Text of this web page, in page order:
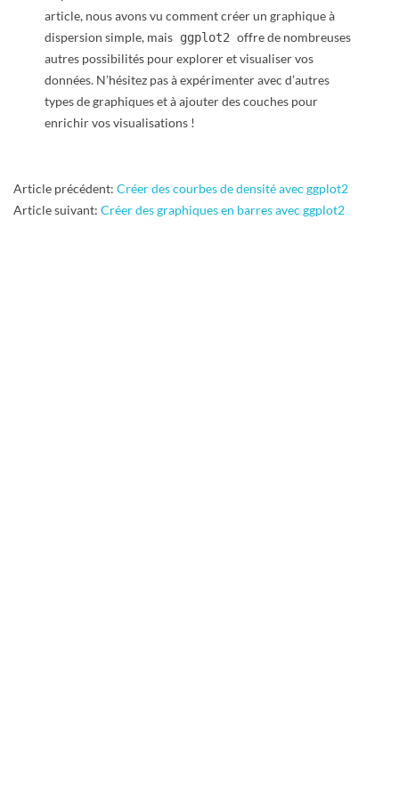
article, nous avons vu comment créer un graphique à
dispersion simple, mais ggplot2 offre de nombreuses
autres possibilités pour explorer et visualiser vos
données. N’hésitez pas à expérimenter avec d’autres
types de graphiques et à ajouter des couches pour
enrichir vos visualisations !
2024-
10-
Article précédent: Créer des courbes de densité avec ggplot2
Article suivant: Créer des graphiques en barres avec ggplot2